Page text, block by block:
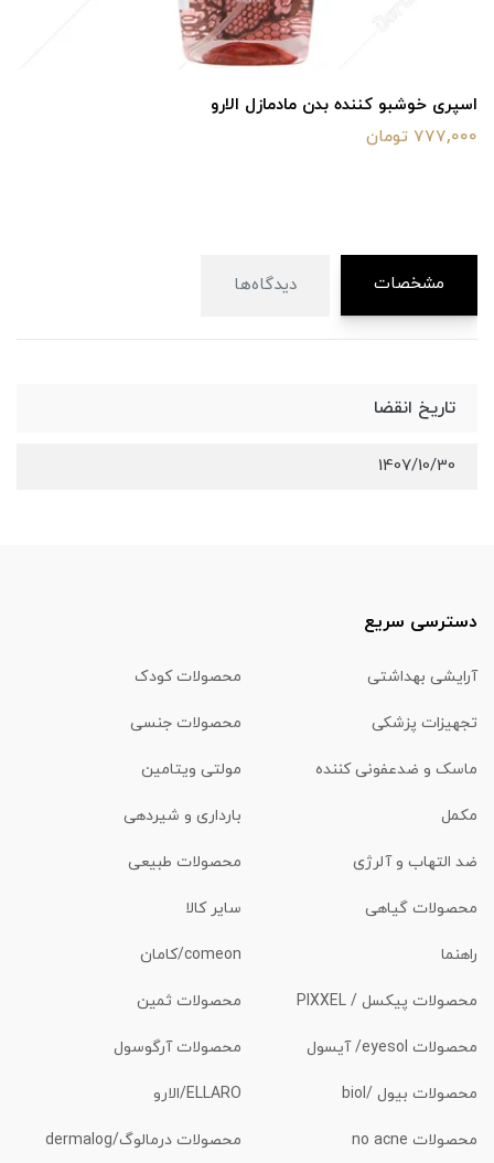
اسپری خوشبو کننده بدن مادمازل الارو
777,000 تومان
مشخصات دیدگاه‌ها
تاریخ انقضا
1407/10/30
دسترسی سریع
آرایشی بهداشتی محصولات کودک
تجهیزات پزشکی محصولات جنسی
ماسک و ضدعفونی کننده مولتی ویتامین
مکمل بارداری و شیردهی
ضد التهاب و آلرژی محصولات طبیعی
محصولات گیاهی سایر کالا
راهنما comeon/کامان
محصولات پیکسل / PIXXEL محصولات ثمین
محصولات eyesol/ آیسول محصولات آرگوسول
محصولات بیول /biol ELLARO/الارو
محصولات no acne محصولات درمالوگ/dermalog